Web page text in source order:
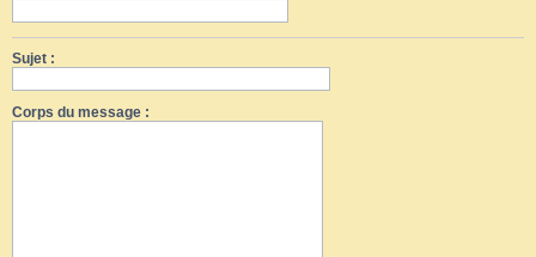
Sujet :
Corps du message :